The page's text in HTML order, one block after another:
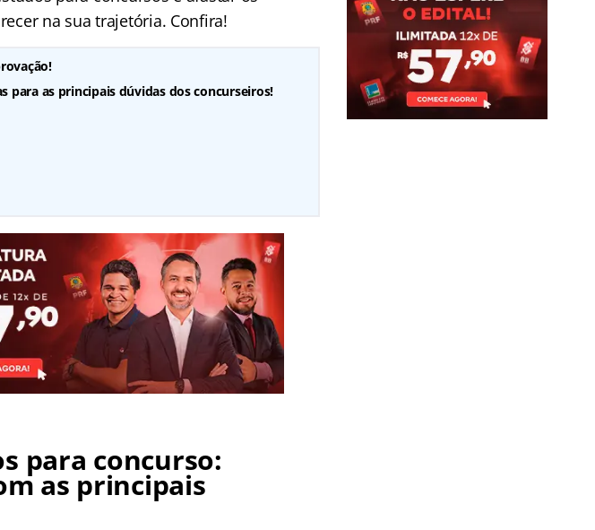
na sua trajetória. Confira!
para as principais dúvidas dos concurseiros!
para concurso:
as principais